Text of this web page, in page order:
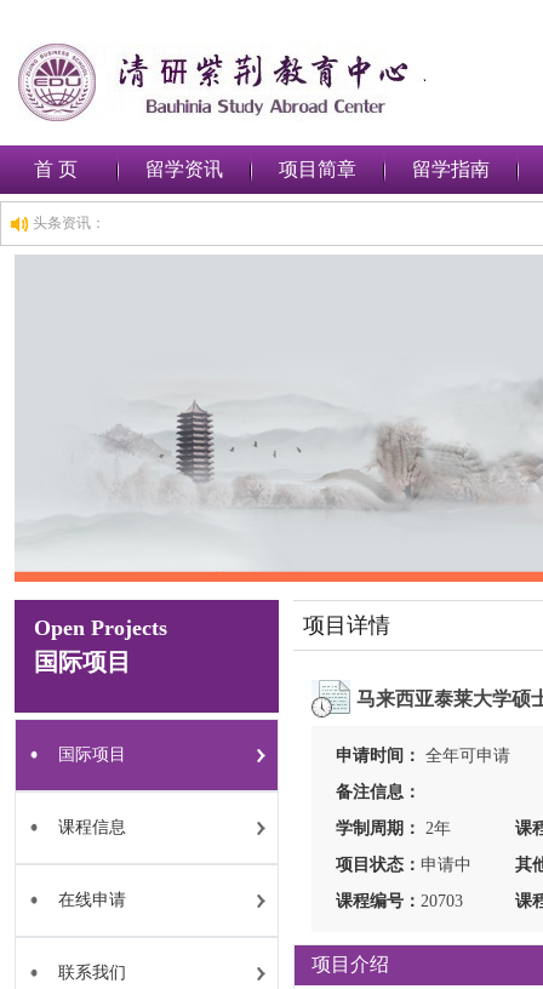
首 页 留学资讯 项目简章 留学指南
头条资讯：
Open Projects
国际项目
国际项目
课程信息
在线申请
联系我们
项目详情
马来西亚泰莱大学硕
申请时间： 全年可申请
备注信息：
学制周期： 2年
课
项目状态： 申请中
其
课程编号： 20703 课
项目介绍